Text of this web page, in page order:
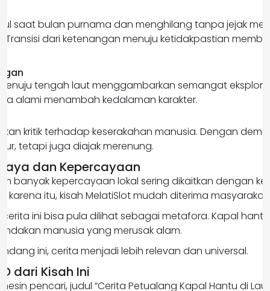
saat bulan purnama dan menghilang tanpa jejak
dari ketenangan menuju ketidakpastian
tengah laut menggambarkan semangat
ia alami menambah kedalaman karakter.
kritik terhadap keserakahan manusia. Dengan
tetapi juga diajak merenung.
dan Kepercayaan
banyak kepercayaan lokal sering dikaitkan dengan
karena itu, kisah MelatiSlot mudah diterima masyarakat.
cerita ini bisa pula dilihat sebagai metafora. Kapal
manusia yang merusak alam.
ini, cerita menjadi lebih relevan dan universal.
dari Kisah Ini
pencari, judul “Cerita Petualang Kapal Hantu di